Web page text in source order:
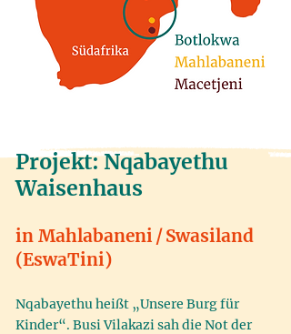
Projekt: Nqabayethu
Waisenhaus
in Mahlabaneni / Swasiland
(EswaTini)
Nqabayethu heißt „Unsere Burg für
Kinder“. Busi Vilakazi sah die Not der